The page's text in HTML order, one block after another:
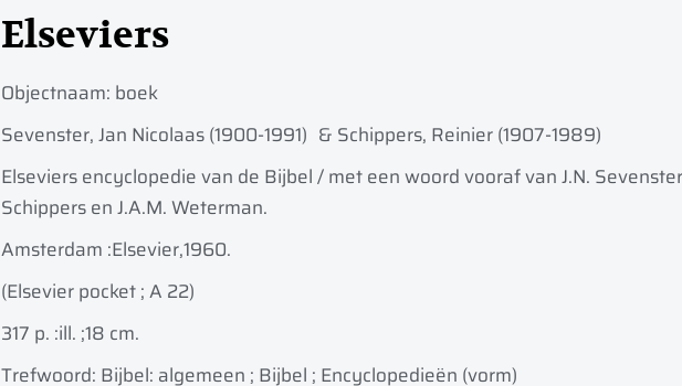
Elseviers
Objectnaam: boek
Sevenster, Jan Nicolaas (1900-1991) & Schippers, Reinier (1907-1989)
Elseviers encyclopedie van de Bijbel / met een woord vooraf van J.N.
Schippers en J.A.M. Weterman.
Amsterdam :Elsevier,1960.
(Elsevier pocket ; A 22)
317 p. :ill. ;18 cm.
Trefwoord: Bijbel: algemeen ; Bijbel ; Encyclopediee͏̈n (vorm)